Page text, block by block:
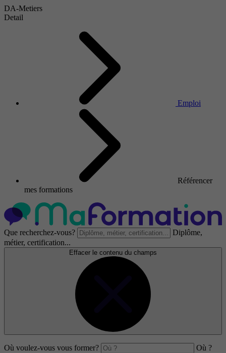
DA-Metiers
Detail
Emploi
Référencer
mes formations
Que recherchez-vous?
Diplôme,
métier, certification...
Effacer le contenu du champs
Où voulez-vous vous former? Où ?